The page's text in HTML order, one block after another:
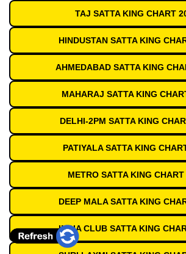
TAJ SATTA KING CHART
HINDUSTAN SATTA KING
AHMEDABAD SATTA KING
MAHARAJ SATTA KING
DELHI-2PM SATTA KING
PATIYALA SATTA KING
METRO SATTA KING
DEEP MALA SATTA KING
INDIA CLUB SATTA KING